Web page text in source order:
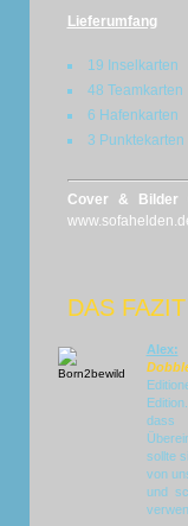
Lieferumfang
19 Inselkarten
48 Teamkarten
6 Hafenkarten
3 Punktekarten
Cover & Bilder
DAS
Alex:
dass
sollte
von
und